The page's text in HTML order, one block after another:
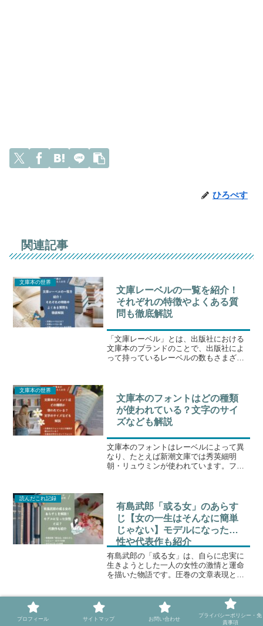
ひろぺす
関連記事
文庫本の世界
文庫レーベルの一覧を紹介！
それぞれの特徴やよくある質
問も徹底解説
「文庫レーベル」とは、出版社における
文庫本のブランドのことで、出版社によ
って持っているレーベルの数もさまざま
なに？」と疑問に感じ...
文庫本の世界
文庫本のフォントはどの種類
が使われている？文字のサイ
ズなども解説
文庫本のフォントはレーベルによって異
なり、たとえば新潮文庫では秀英細明
朝・リュウミンが使われています。フォ
にも役立つこと間違いなし。...
読んだこれ記録
有島武郎「或る女」のあらす
じ【女の一生はそんなに簡単
じゃない】モデルになった女
性や代表作も紹介
有島武郎の「或る女」は、自らに忠実に
生きようとした一人の女性の激情と運命
を描いた物語です。圧巻の文章表現と物
を知りたい」「面白いの？」とお考えの
方も多いでしょう。そこで...
積読は幸せ
積読してしまう心理とは？無
プロフィール サイトマップ お問い合わせ
プライバシーポリシー・免
責事項